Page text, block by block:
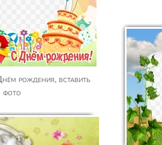
фото